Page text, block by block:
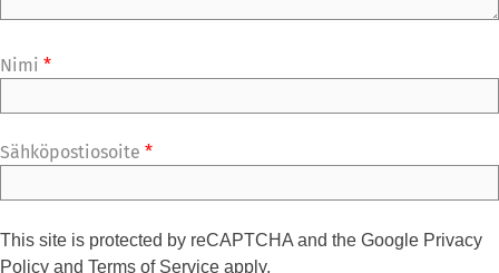
Nimi *
Sähköpostiosoite *
This site is protected by reCAPTCHA and the Google Privacy
Policy and Terms of Service apply.